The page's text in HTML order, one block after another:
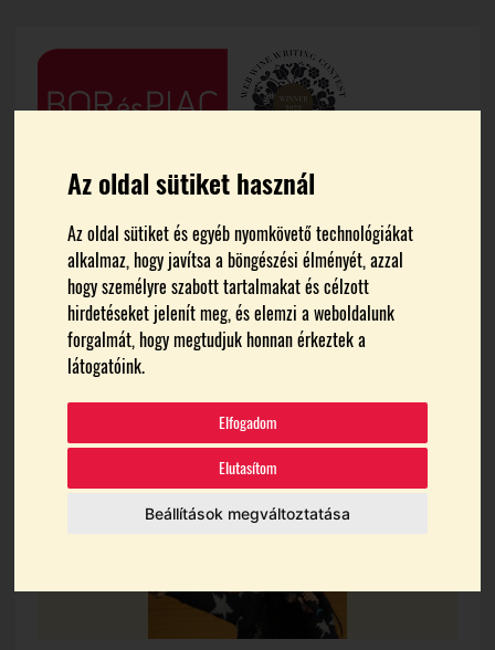
Az oldal sütiket használ
Az oldal sütiket és egyéb nyomkövető technológiákat
alkalmaz, hogy javítsa a böngészési élményét, azzal
hogy személyre szabott tartalmakat és célzott
hirdetéseket jelenít meg, és elemzi a weboldalunk
forgalmát, hogy megtudjuk honnan érkeztek a
látogatóink.
Elfogadom
Elutasítom
Beállítások megváltoztatása
FŐOLDAL NEMZETI FEJLESZTÉSI MINISZTÉRIUM
nemzeti fejlesztési
minisztérium